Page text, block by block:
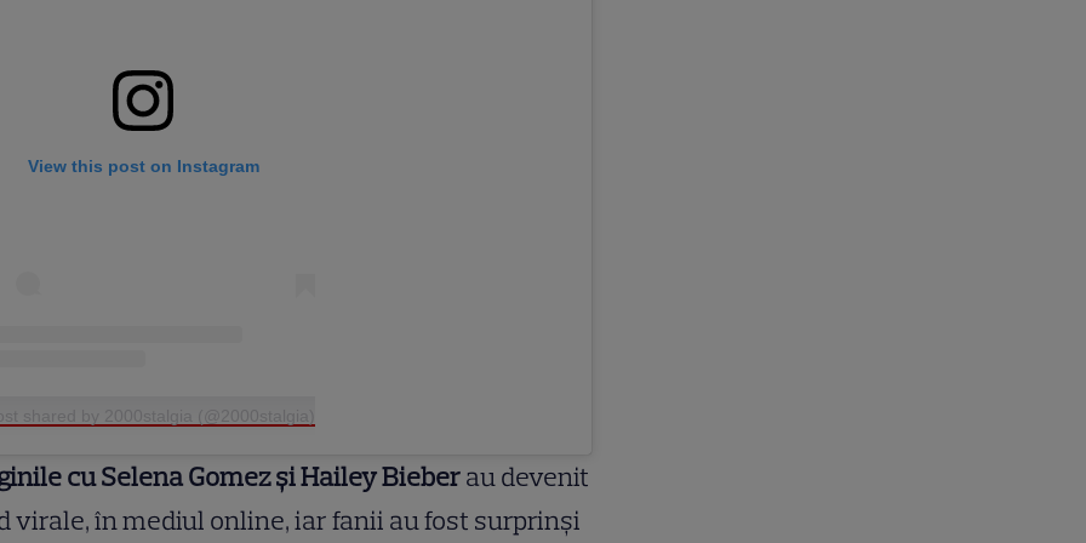
View this post on Instagram
shared by 2000stalgia (@2000stalgia)
cu Selena Gomez și Hailey Bieberau devenit
virale, în mediul online, iar fanii au fost surprinși